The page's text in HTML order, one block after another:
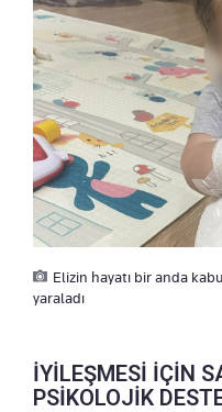
Elizin hayatı bir anda
yaraladı
İYİLEŞMESİ İÇİN
PSİKOLOJİK